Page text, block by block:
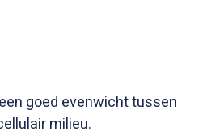
goed evenwicht tussen
milieu.